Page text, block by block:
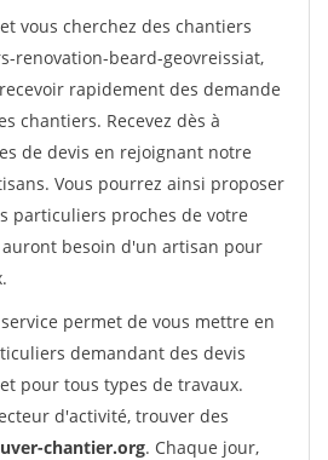
vous cherchez des chantiers
renovation-beard-geovreissiat,
rapidement des demande
chantiers. Recevez dès à
de devis en rejoignant notre
Vous pourrez ainsi proposer
particuliers proches de votre
besoin d'un artisan pour
permet de vous mettre en
demandant des devis
pour tous types de travaux.
d'activité, trouver des
chantier.org. Chaque jour,